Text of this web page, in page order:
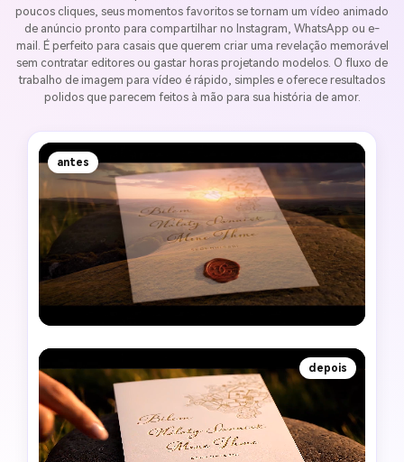
poucos cliques, seus momentos favoritos se tornam um vídeo animado
de anúncio pronto para compartilhar no Instagram, WhatsApp ou e-
mail. É perfeito para casais que querem criar uma revelação memorável
sem contratar editores ou gastar horas projetando modelos. O fluxo de
trabalho de imagem para vídeo é rápido, simples e oferece resultados
polidos que parecem feitos à mão para sua história de amor.
antes
depois